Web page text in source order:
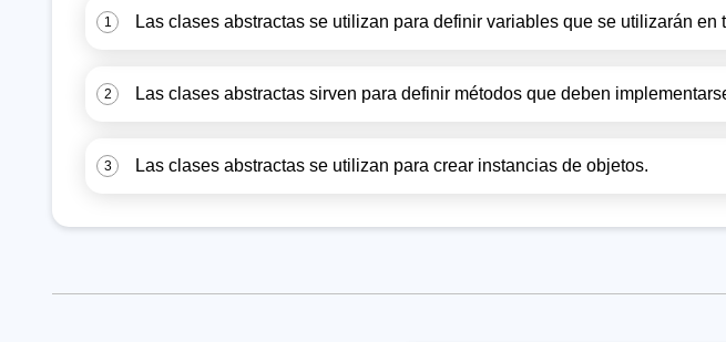
1 Las clases abstractas se utilizan para definir variables que se utilizarán en
2 Las clases abstractas sirven para definir métodos que deben
3 Las clases abstractas se utilizan para crear instancias de objetos.